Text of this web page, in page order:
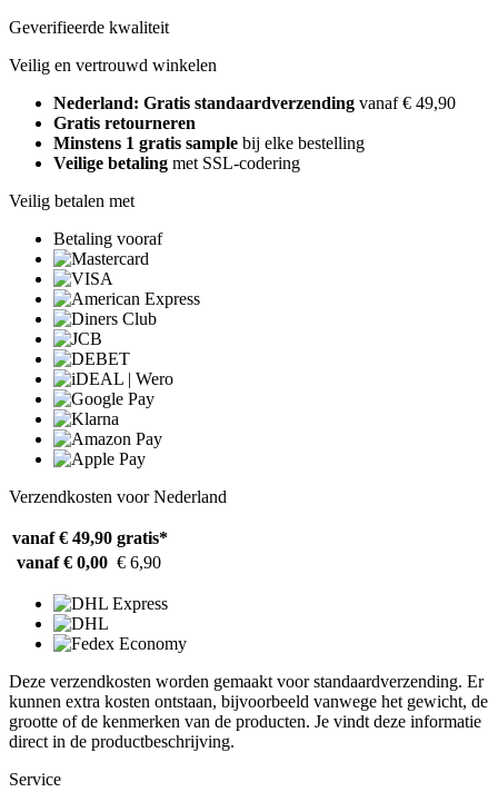
Geverifieerde kwaliteit
Veilig en vertrouwd winkelen
Nederland: Gratis standaardverzending vanaf € 49,90
Gratis retourneren
Minstens 1 gratis sample bij elke bestelling
Veilige betaling met SSL-codering
Veilig betalen met
Betaling vooraf
Verzendkosten voor Nederland
vanaf € 49,90 gratis*
vanaf € 0,00 € 6,90
Deze verzendkosten worden gemaakt voor standaardverzending. Er
kunnen extra kosten ontstaan, bijvoorbeeld vanwege het gewicht, de
grootte of de kenmerken van de producten. Je vindt deze informatie
direct in de productbeschrijving.
Service